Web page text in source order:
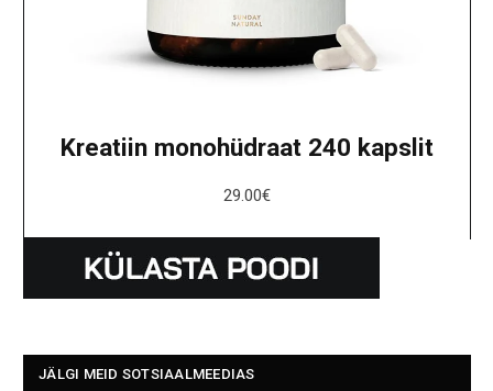
Kreatiin monohüdraat 240 kapslit
29.00€
JÄLGI MEID SOTSIAALMEEDIAS